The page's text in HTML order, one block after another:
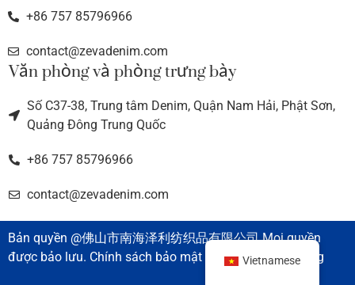
+86 757 85796966
contact@zevadenim.com
Văn phòng và phòng trưng bày
Số C37-38, Trung tâm Denim, Quận Nam Hải, Phật Sơn,
Quảng Đông Trung Quốc
+86 757 85796966
contact@zevadenim.com
Bản quyền @佛山市南海泽利纺织品有限公司 Mọi quyền
được bảo lưu. Chính sách bảo mật l Điều khoản sử dụng
Vietnamese